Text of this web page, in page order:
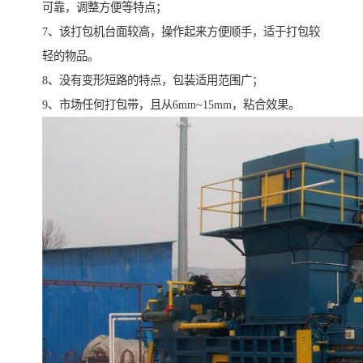
可靠，调整方便等特点；
7、该打包机台面较高，操作起来方便顺手，适于打包较
轻的物品。
8、没有变形短路的特点，包装适用范围广；
9、市场任何打包带，且从6mm~15mm，粘合效果。